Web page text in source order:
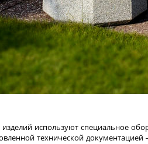
используют специальное
технической документацией